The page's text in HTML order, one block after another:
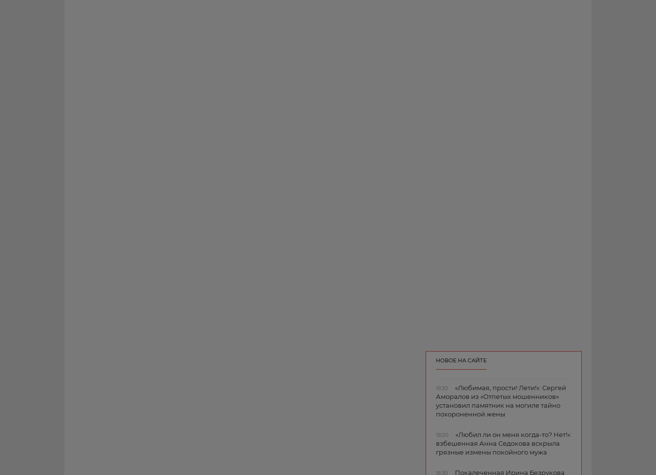
НОВОЕ НА САЙТЕ
19:30
«Любимая, прости! Лети!»: Сергей
Аморалов из «Отпетых мошенников»
установил памятник на могиле тайно
похороненной жены
18:00
«Любил ли он меня когда-то? Нет!»:
взбешенная Анна Седокова вскрыла
грязные измены покойного мужа
16:30 Покалеченная Ирина Безрукова